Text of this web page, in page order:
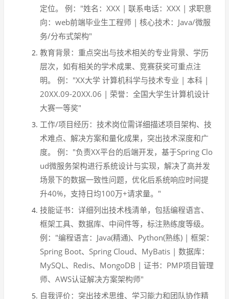
定位。 例："姓名：XXX | 联系电话：XXX | 求职意
向：web前端毕业生工程师 | 核心技术：Java/微服
务/分布式架构"
教育背景：重点突出与技术相关的专业背景、学历
层次，如有相关的学术成果、竞赛获奖可重点注
明。 例："XX大学 计算机科学与技术专业 | 本科 |
20XX.09-20XX.06 | 荣誉：全国大学生计算机设计
大赛一等奖"
工作/项目经历：技术岗位需详细描述项目架构、技
术难点、解决方案和量化成果，突出技术深度和广
度。 例："负责XX平台的后端开发，基于Spring Clo
ud微服务架构进行系统设计与实现，解决了高并发
场景下的数据一致性问题，优化后系统响应时间提
升40%，支持日均100万+请求量。"
技能证书：详细列出技术栈清单，包括编程语言、
框架工具、数据库、中间件等，标注熟练度等级。
例："编程语言：Java(精通)、Python(熟练) | 框架：
Spring Boot、Spring Cloud、MyBatis | 数据库：
MySQL、Redis、MongoDB | 证书：PMP项目管理
师、AWS认证解决方案架构师"
自我评价：突出技术思维、学习能力和团队协作精